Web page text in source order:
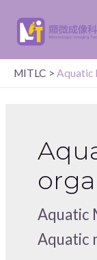
MITLC > Aquatic
Aquatic
Aquatic